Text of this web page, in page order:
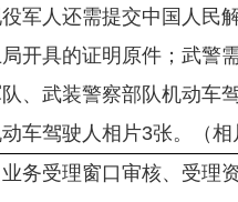
役军人还需提交中国人
开具的证明原件；武警
队、武装警察部队机动车
动车驾驶人相片3张。（
务受理窗口审核、受理